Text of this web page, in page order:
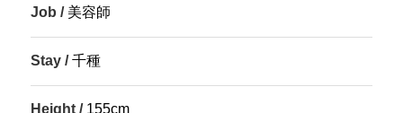
Job / 美容師
Stay /千種
Height / 155cm